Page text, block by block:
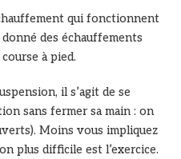
qui fonctionnent
des échauffements
à pied.
il s’agit de se
sans fermer sa main : on
Moins vous impliquez
plus difficile est l’exercice.